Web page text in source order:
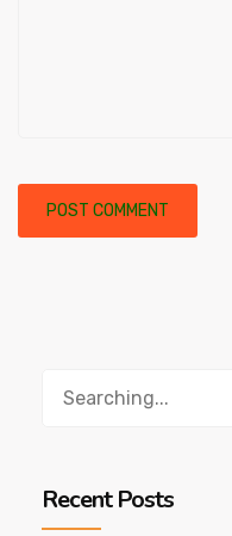
Recent Posts